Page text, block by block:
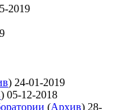
2019
) 24-01-2019
) 05-12-2018
(Архив) 28-